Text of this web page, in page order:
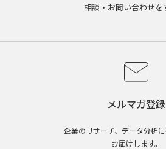
相談・お問い合わせを
メルマガ登録
企業のリサーチ、データ分析
お届けします。